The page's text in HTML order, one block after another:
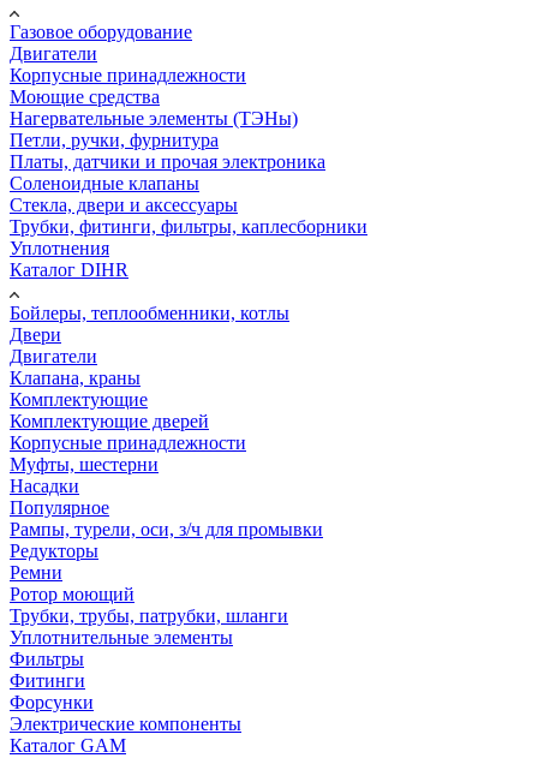
Газовое оборудование
Двигатели
Корпусные принадлежности
Моющие средства
Нагервательные элементы (ТЭНы)
Петли, ручки, фурнитура
Платы, датчики и прочая электроника
Соленоидные клапаны
Стекла, двери и аксессуары
Трубки, фитинги, фильтры, каплесборники
Уплотнения
Каталог DIHR
Бойлеры, теплообменники, котлы
Двери
Двигатели
Клапана, краны
Комплектующие
Комплектующие дверей
Корпусные принадлежности
Муфты, шестерни
Насадки
Популярное
Рампы, турели, оси, з/ч для промывки
Редукторы
Ремни
Ротор моющий
Трубки, трубы, патрубки, шланги
Уплотнительные элементы
Фильтры
Фитинги
Форсунки
Электрические компоненты
Каталог GAM